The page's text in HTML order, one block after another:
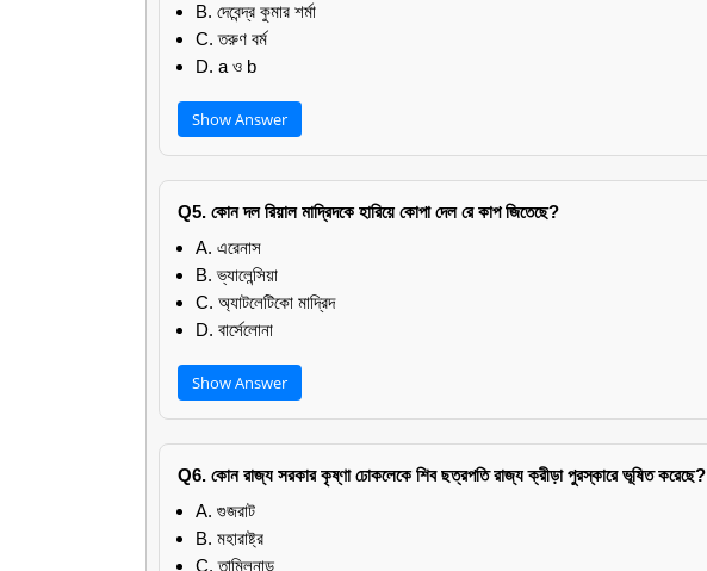
B. দেবেন্দ্র কুমার শর্মা
C. তরুণ বর্ম
D. a ও b
Show Answer
Q5. কোন দল রিয়াল মাদ্রিদকে হারিয়ে কোপা দেল রে কাপ জিতেছে?
A. এরেনাস
B. ভ্যালেন্সিয়া
C. অ্যাটলেটিকো মাদ্রিদ
D. বার্সেলোনা
Show Answer
Q6. কোন রাজ্য সরকার কৃষ্ণা ঢোকলেকে শিব ছত্রপতি রাজ্য ক্রীড়া পুরস্কারে ভূষিত করেছে?
A. গুজরাট
B. মহারাষ্ট্র
C. তামিলনাড়ু